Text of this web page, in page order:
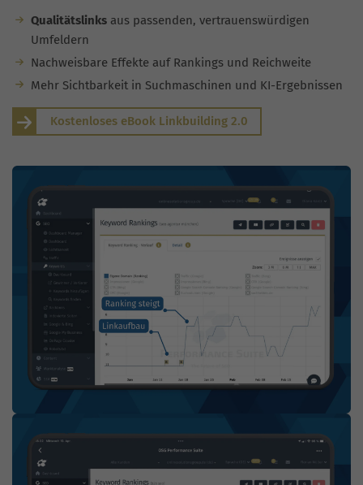
Qualitätslinksaus passenden, vertrauenswürdigen
Umfeldern
Nachweisbare Effekte auf Rankings und Reichweite
Mehr Sichtbarkeit in Suchmaschinen und KI-Ergebnissen
Kostenloses eBook Linkbuilding 2.0